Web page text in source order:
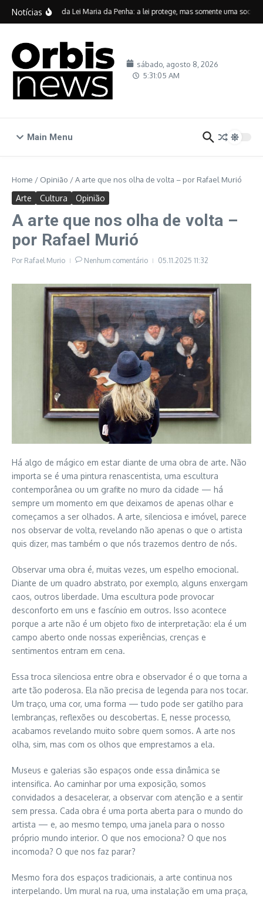
Ir para o conteúdo
Notícias
Vinte anos da Lei Maria da Penha: a lei protege, mas somente uma
sábado, agosto 8, 2026
5:31:06 AM
Main Menu
Home / Opinião /A arte que nos olha de volta – por Rafael Murió
Arte Cultura Opinião
A arte que nos olha de volta –
por Rafael Murió
Por Rafael Murio Nenhum comentário 05.11.2025 11:32
Há algo de mágico em estar diante de uma obra de arte. Não
importa se é uma pintura renascentista, uma escultura
contemporânea ou um grafite no muro da cidade — há
sempre um momento em que deixamos de apenas olhar e
começamos a ser olhados. A arte, silenciosa e imóvel, parece
nos observar de volta, revelando não apenas o que o artista
quis dizer, mas também o que nós trazemos dentro de nós.
Observar uma obra é, muitas vezes, um espelho emocional.
Diante de um quadro abstrato, por exemplo, alguns enxergam
caos, outros liberdade. Uma escultura pode provocar
desconforto em uns e fascínio em outros. Isso acontece
porque a arte não é um objeto fixo de interpretação: ela é um
campo aberto onde nossas experiências, crenças e
sentimentos entram em cena.
Essa troca silenciosa entre obra e observador é o que torna a
arte tão poderosa. Ela não precisa de legenda para nos tocar.
Um traço, uma cor, uma forma — tudo pode ser gatilho para
lembranças, reflexões ou descobertas. E, nesse processo,
acabamos revelando muito sobre quem somos. A arte nos
olha, sim, mas com os olhos que emprestamos a ela.
Museus e galerias são espaços onde essa dinâmica se
intensifica. Ao caminhar por uma exposição, somos
convidados a desacelerar, a observar com atenção e a sentir
sem pressa. Cada obra é uma porta aberta para o mundo do
artista — e, ao mesmo tempo, uma janela para o nosso
próprio mundo interior. O que nos emociona? O que nos
incomoda? O que nos faz parar?
Mesmo fora dos espaços tradicionais, a arte continua nos
interpelando. Um mural na rua, uma instalação em uma praça,